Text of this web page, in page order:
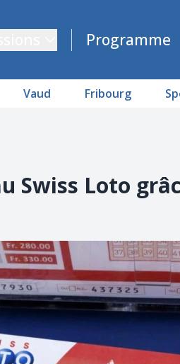
Programme
Vaud Fribourg
Swiss Loto